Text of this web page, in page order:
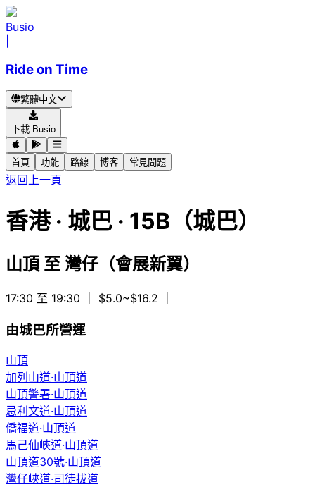
Busio
Ride on Time
繁體中文
下載 Busio
首頁 功能 路線 博客 常見問題
返回上一頁
香港· 城巴 · 15B（城巴）
山頂 至 灣仔（會展新翼）
17:30 至 19:30 ｜ $5.0~$16.2
由城巴所營運
山頂
加列山道·山頂道
山頂警署·山頂道
忌利文道·山頂道
僑福道·山頂道
馬己仙峽道·山頂道
山頂道30號·山頂道
灣仔峽道·司徒拔道